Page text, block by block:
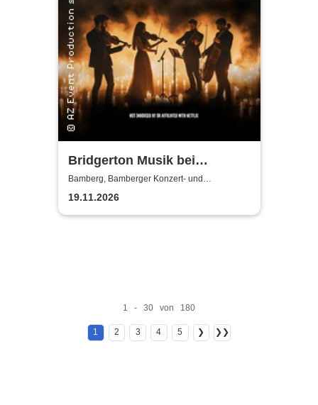
Bridgerton Musik bei
Kerzenschein
Bamberg, Bamberger Konzert- und
Kongresshalle (Hegelsaal)
19.11.2026
1 - 30 von 180
1 2 3 4 5 ❯ ❯❯